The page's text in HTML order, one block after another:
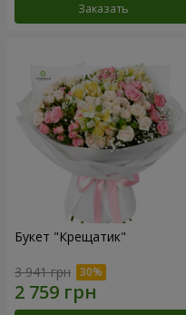
Заказать
Букет "Крещатик"
3 941 грн